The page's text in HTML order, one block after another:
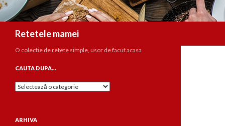
Retetele mamei
O colectie de retete simple, usor de facut acasa
CAUTA DUPA…
Cauta
ARHIVA